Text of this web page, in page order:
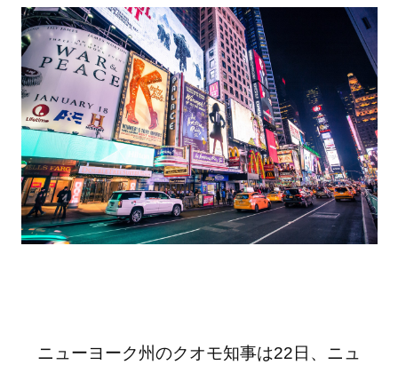
ニューヨーク州のクオモ知事は22日、ニュ